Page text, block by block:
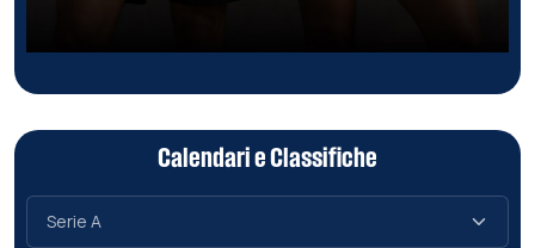
Calendari e Classifiche